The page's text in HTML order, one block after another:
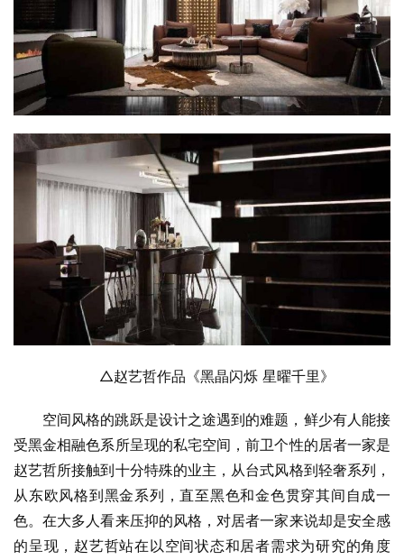
△赵艺哲作品《黑晶闪烁 星曜千里》
空间风格的跳跃是设计之途遇到的难题，鲜少有人能接
受黑金相融色系所呈现的私宅空间，前卫个性的居者一家是
赵艺哲所接触到十分特殊的业主，从台式风格到轻奢系列，
从东欧风格到黑金系列，直至黑色和金色贯穿其间自成一
色。在大多人看来压抑的风格，对居者一家来说却是安全感
的呈现，赵艺哲站在以空间状态和居者需求为研究的角度